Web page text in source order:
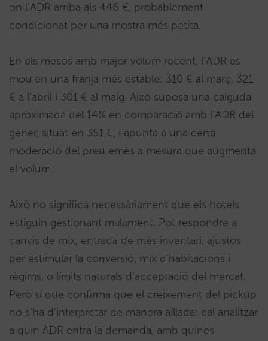
on l’ADR arriba als 446 €, probablement
condicionat per una mostra més petita.
En els mesos amb major volum recent, l’ADR es
mou en una franja més estable: 310 € al març, 321
€ a l’abril i 301 € al maig. Això suposa una caiguda
aproximada del 14% en comparació amb l’ADR del
gener, situat en 351 €, i apunta a una certa
moderació del preu emès a mesura que augmenta
el volum.
Això no significa necessàriament que els hotels
estiguin gestionant malament. Pot respondre a
canvis de mix, entrada de més inventari, ajustos
per estimular la conversió, mix d’habitacions i
règims, o límits naturals d’acceptació del mercat.
Però sí que confirma que el creixement del pickup
no s’ha d’interpretar de manera aïllada: cal analitzar
a quin ADR entra la demanda, amb quines